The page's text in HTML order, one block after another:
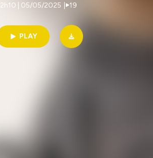
2h10 | 05/05/2025 19
PLAY